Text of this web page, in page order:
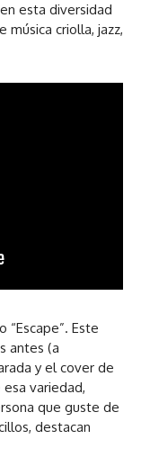
esta diversidad
música criolla, jazz,
“Escape”. Este
antes (a
y el cover de
variedad,
que guste de
destacan